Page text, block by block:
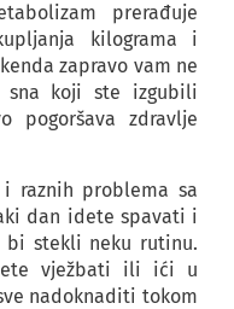
prerađuje
kilograma i
zapravo vam ne
sna koji ste izgubili
pogoršava zdravlje
raznih problema sa
dan idete spavati i
stekli neku rutinu.
vježbati ili ići u
nadoknaditi tokom